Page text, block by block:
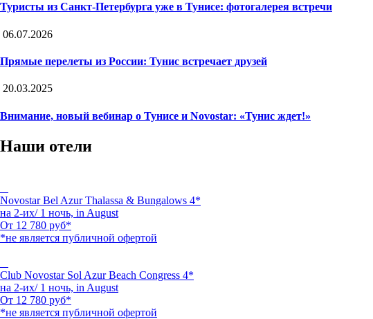
Туристы из Санкт-Петербурга уже в Тунисе: фотогалерея встречи
06.07.2026
Прямые перелеты из России: Тунис встречает друзей
20.03.2025
Внимание, новый вебинар о Тунисе и Novostar: «Тунис ждет!»
Наши отели
Novostar Bel Azur Thalassa & Bungalows 4*
на 2-их/ 1 ночь, in August
От 12 780 руб*
*не является публичной офертой
Club Novostar Sol Azur Beach Congress 4*
на 2-их/ 1 ночь, in August
От 12 780 руб*
*не является публичной офертой